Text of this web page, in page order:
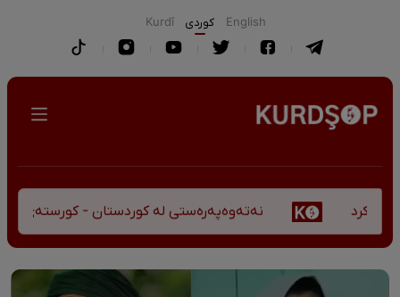
English كوردی Kurdî
نەتەوەپەرەستی لە کوردستان - کورستەی